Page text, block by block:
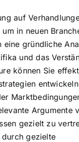
auf
in neuen
eine gründliche
und das
können Sie
Argumente
gezielt zu
gezielte